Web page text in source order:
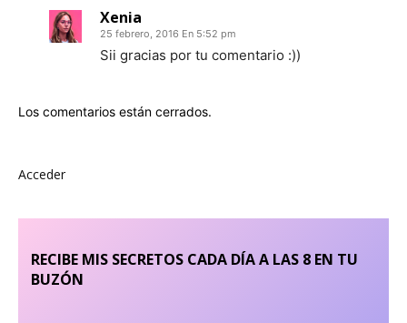
Xenia
25 febrero, 2016 En 5:52 pm
Sii gracias por tu comentario :))
Los comentarios están cerrados.
Acceder
RECIBE MIS SECRETOS CADA DÍA A LAS 8 EN TU
BUZÓN